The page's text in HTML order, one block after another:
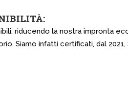
riducendo la nostra impronta
Siamo infatti certificati, dal 2021,